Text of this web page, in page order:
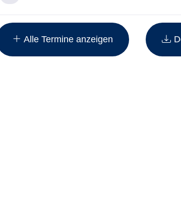
Insgesamt gibt es 12 Termine zum diesen
Alle Termine anzeigen